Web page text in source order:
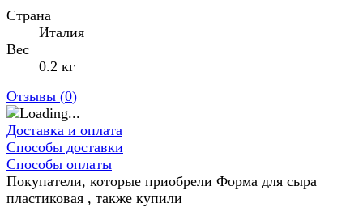
Страна
Италия
Вес
0.2 кг
Отзывы (0)
Доставка и оплата
Способы доставки
Способы оплаты
Покупатели, которые приобрели Форма для сыра
пластиковая , также купили